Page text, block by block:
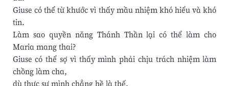
Giuse có thể từ khước vì thấy mầu nhiệm khó hiểu và khó
tin.
Làm sao quyền năng Thánh Thần lại có thể làm cho
Maria mang thai?
Giuse có thể sợ vì thấy mình phải chịu trách nhiệm làm
chồng làm cha,
dù thực sự mình chẳng hề là thế.